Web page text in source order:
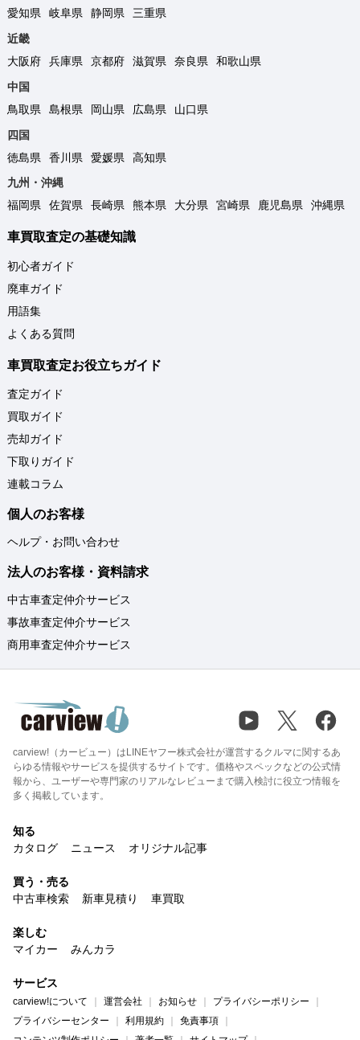
愛知県
岐阜県 静岡県
三重県
近畿
大阪府
兵庫県 京都府 滋賀県 奈良県
和歌山県
中国
鳥取県
島根県 岡山県 広島県
山口県
四国
徳島県
香川県 愛媛県
高知県
九州・沖縄
福岡県
佐賀県 長崎県 熊本県 大分県 宮崎県 鹿児島県 沖縄県
車買取査定の基礎知識
初心者ガイド
廃車ガイド
用語集
よくある質問
車買取査定お役立ちガイド
査定ガイド
買取ガイド
売却ガイド
下取りガイド
連載コラム
個人のお客様
ヘルプ・お問い合わせ
法人のお客様・資料請求
中古車査定仲介サービス
事故車査定仲介サービス
商用車査定仲介サービス
carview!（カービュー）はLINEヤフー株式会社が運営するクルマに関するあ
らゆる情報やサービスを提供するサイトです。価格やスペックなどの公式情
報から、ユーザーや専門家のリアルなレビューまで購入検討に役立つ情報を
多く掲載しています。
知る
カタログ
ニュース オリジナル記事
買う・売る
中古車検索
新車見積り 車買取
楽しむ
マイカー
みんカラ
サービス
carview!について 運営会社 お知らせ
プライバシーポリシー
プライバシーセンター
利用規約
免責事項